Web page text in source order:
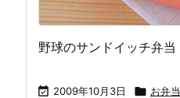
野球のサンドイッチ弁当
 2009年10月3日  お弁当